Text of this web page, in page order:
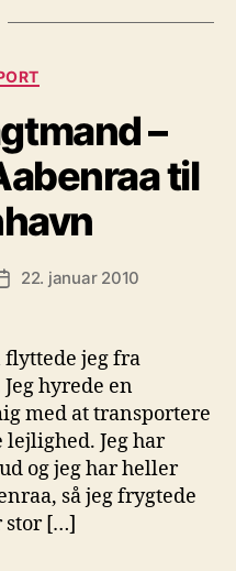
–
til
Indlægsdato
22. januar 2010
flyttede jeg fra
hyrede en
med at transportere
Jeg har
og jeg har heller
så jeg frygtede
stor […]